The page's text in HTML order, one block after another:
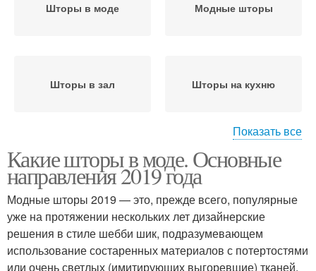
Шторы в моде Модные шторы
Шторы в зал Шторы на кухню
Шторы для кухни Текстиль для штор
Показать все
Какие шторы в моде. Основные
направления 2019 года
Модные шторы 2019 — это, прежде всего, популярные
уже на протяжении нескольких лет дизайнерские
решения в стиле шебби шик, подразумевающем
использование состаренных материалов с потертостями
или очень светлых (имитирующих выгоревшие) тканей.